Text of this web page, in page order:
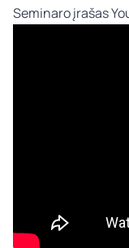
Seminaro įrašas